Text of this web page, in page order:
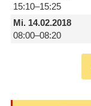
15:10–15:25
Mi.14.02.2018
08:00–08:20